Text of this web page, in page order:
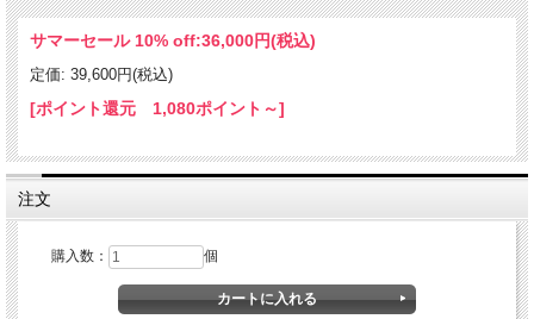
を表示
・コンパクトサイズでIP67の防水防塵性能、屋外での使用に適するよう設計されて
います
・ディスプレイは16色で表示可能
・高粘着力を誇る3M VHB両面テープで取り付けます
・サイズ：55mm x 39mm x 13mm
コックピットアシスタントメーター本体
エンジン温度センサー
回転数センサー用タップ
タイラップと両面テープ
サマーセール 10% off:36,000円(税込)
定価: 39,600円(税込)
[ポイント還元 1,080ポイント～]
注文
購入数： 個